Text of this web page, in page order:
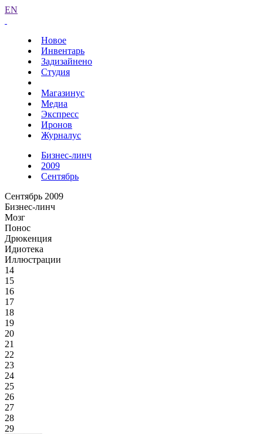
EN
Новое
Инвентарь
Задизайнено
Студия
Магазинус
Медиа
Экспресс
Иронов
Журналус
Бизнес-линч
2009
Сентябрь
Сентябрь 2009
Бизнес-линч
Мозг
Понос
Дрюкенция
Идиотека
Иллюстрации
14
15
16
17
18
19
20
21
22
23
24
25
26
27
28
29